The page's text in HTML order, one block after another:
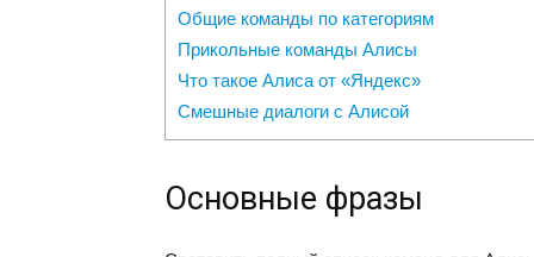
Общие команды по категориям
Прикольные команды Алисы
Что такое Алиса от «Яндекс»
Смешные диалоги с Алисой
Основные фразы